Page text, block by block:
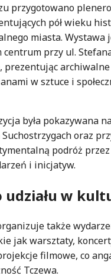
przygotowano
pół wieku
miasta. Wystawa
centrum przy ul.
prezentując
w sztuce i
była pokazywana
oraz
podróż
i inicjatyw.
udziału w
także
jak warsztaty,
filmowe, co
Tczewa.